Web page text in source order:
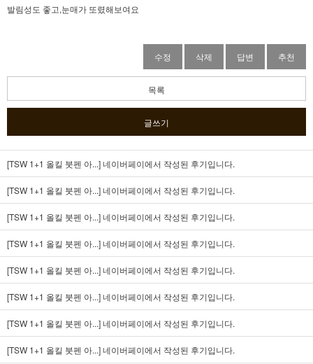
발림성도 좋고,눈매가 또렸해보여요
수정 삭제 답변 추천
목록
글쓰기
[TSW 1+1 올킬 붓펜 아...]네이버페이에서 작성된 후기입니다.
[TSW 1+1 올킬 붓펜 아...]네이버페이에서 작성된 후기입니다.
[TSW 1+1 올킬 붓펜 아...]네이버페이에서 작성된 후기입니다.
[TSW 1+1 올킬 붓펜 아...]네이버페이에서 작성된 후기입니다.
[TSW 1+1 올킬 붓펜 아...]네이버페이에서 작성된 후기입니다.
[TSW 1+1 올킬 붓펜 아...]네이버페이에서 작성된 후기입니다.
[TSW 1+1 올킬 붓펜 아...]네이버페이에서 작성된 후기입니다.
[TSW 1+1 올킬 붓펜 아...]네이버페이에서 작성된 후기입니다.